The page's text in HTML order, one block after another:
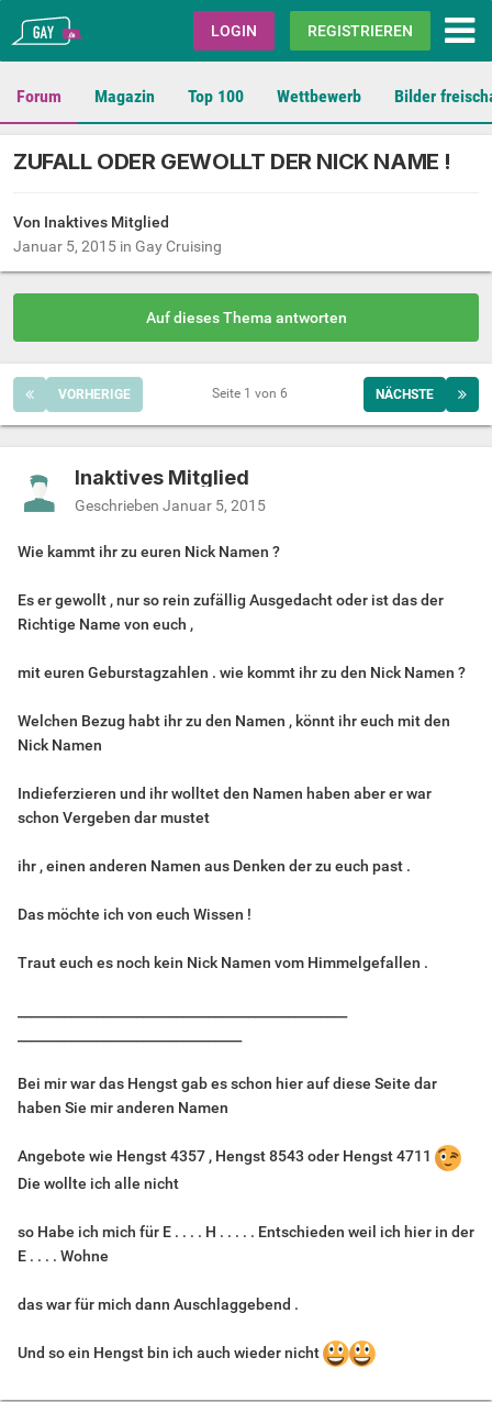
Gay.de LOGIN REGISTRIEREN
Forum Magazin Top 100 Wettbewerb Bilder
ZUFALL ODER GEWOLLT DER NICK NAME !
Von Inaktives Mitglied
Januar 5, 2015 in Gay Cruising
Auf dieses Thema antworten
VORHERIGE NÄCHSTE
Seite 1 von 6
Inaktives Mitglied
Geschrieben Januar 5, 2015
Wie kammt ihr zu euren Nick Namen ?
Es er gewollt , nur so rein zufällig Ausgedacht oder ist das der
Richtige Name von euch ,
mit euren Geburstagzahlen . wie kommt ihr zu den Nick Namen ?
Welchen Bezug habt ihr zu den Namen , könnt ihr euch mit den
Nick Namen
Indieferzieren und ihr wolltet den Namen haben aber er war
schon Vergeben dar mustet
ihr , einen anderen Namen aus Denken der zu euch past .
Das möchte ich von euch Wissen !
Traut euch es noch kein Nick Namen vom Himmelgefallen .
Bei mir war das Hengst gab es schon hier auf diese Seite dar
haben Sie mir anderen Namen
Angebote wie Hengst 4357 , Hengst 8543 oder Hengst 4711
Die wollte ich alle nicht
so Habe ich mich für E . . . . H . . . . . Entschieden weil ich hier in der
E . . . . Wohne
das war für mich dann Auschlaggebend .
Und so ein Hengst bin ich auch wieder nicht